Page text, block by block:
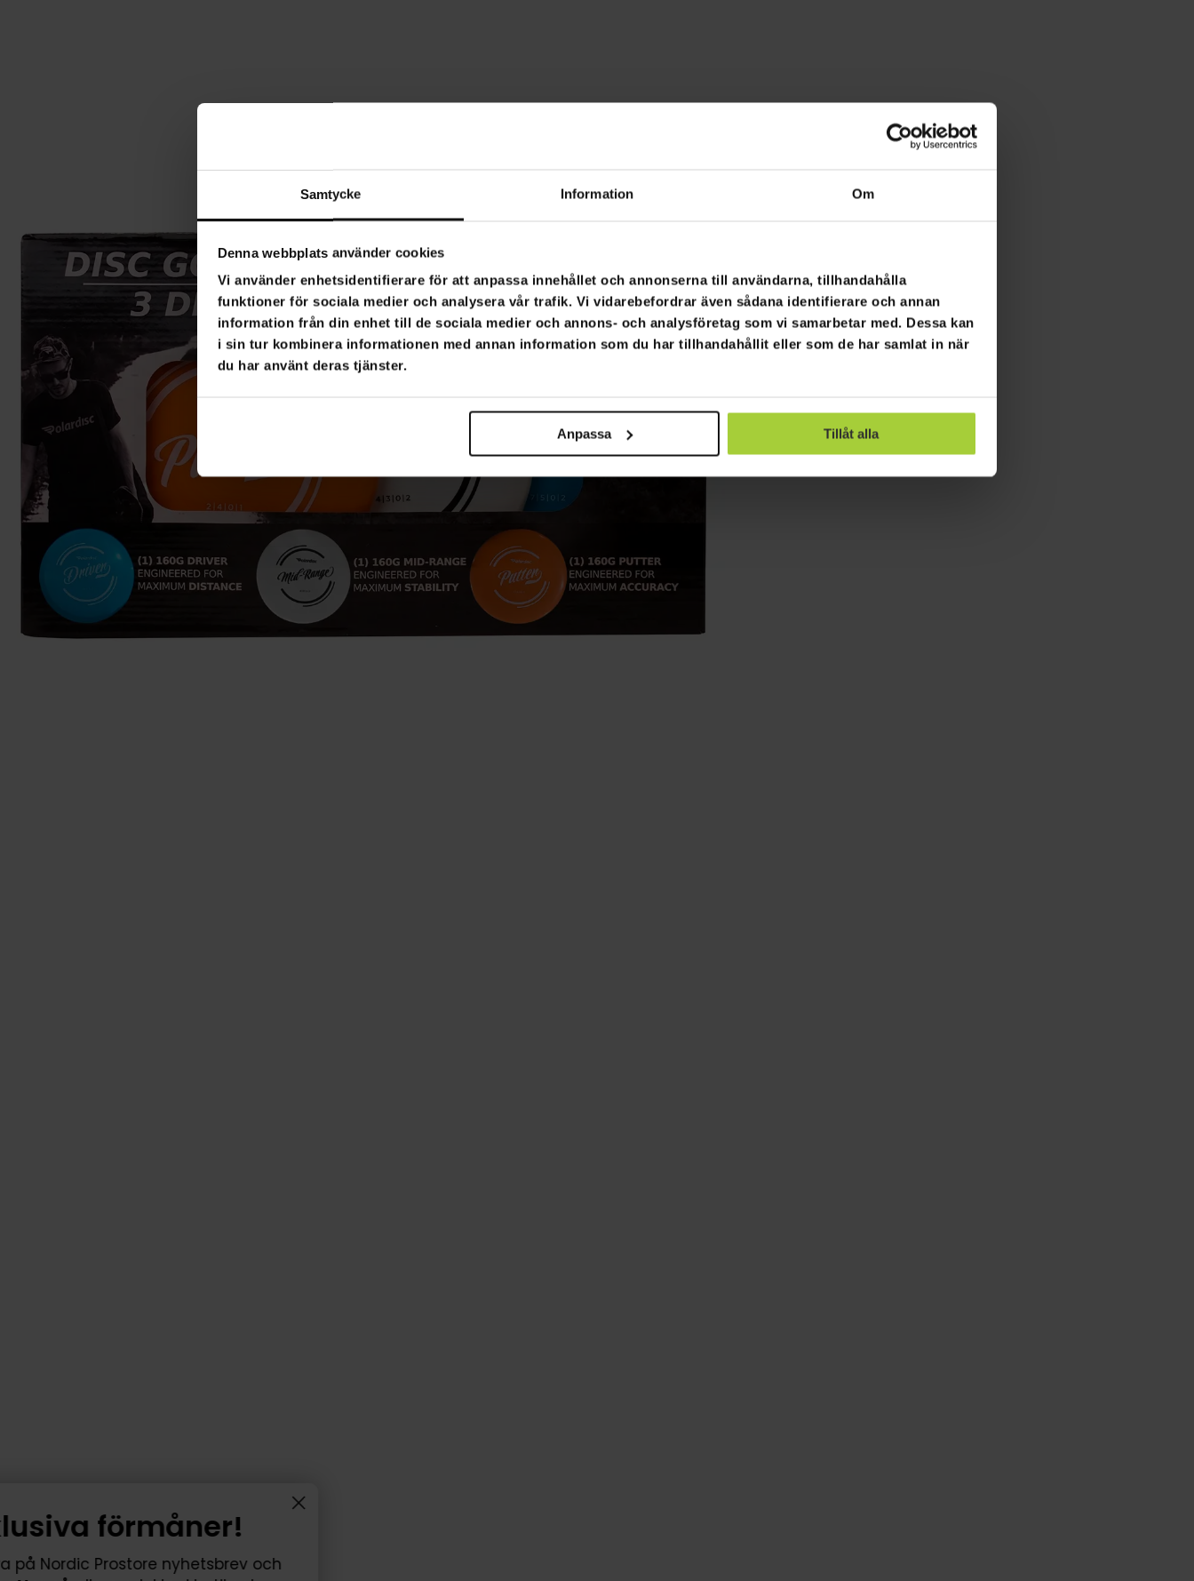
Samtycke Information Om
Denna webbplats använder cookies
Vi använder enhetsidentifierare för att anpassa innehållet och annonserna till användarna, tillhandahålla
funktioner för sociala medier och analysera vår trafik. Vi vidarebefordrar även sådana identifierare och annan
information från din enhet till de sociala medier och annons- och analysföretag som vi samarbetar med. Dessa kan
i sin tur kombinera informationen med annan information som du har tillhandahållit eller som de har samlat in när
du har använt deras tjänster.
Anpassa Tillåt alla
Få exklusiva förmåner!
Prenumerera på Nordic Prostore nyhetsbrev och